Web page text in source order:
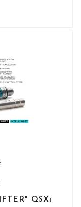
QSXi